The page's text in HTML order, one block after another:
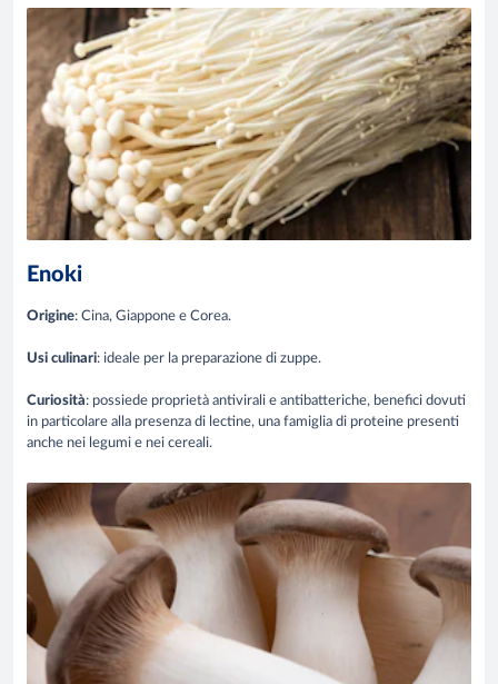
Enoki
Origine: Cina, Giappone e Corea.
Usi culinari: ideale per la preparazione di zuppe.
Curiosità: possiede proprietà antivirali e antibatteriche, benefici dovuti
in particolare alla presenza di lectine, una famiglia di proteine presenti
anche nei legumi e nei cereali.